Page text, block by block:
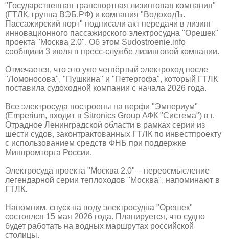
"Государственная транспортная лизинговая компания"
(ГТЛК, группа ВЭБ.РФ) и компания "ВодоходЪ.
Пассажирский порт" подписали акт передачи в лизинг
инновационного пассажирского электросудна "Орешек"
проекта "Москва 2.0". Об этом Sudostroenie.info
сообщили 3 июля в пресс-службе лизинговой компании.
Отмечается, что это уже четвёртый электроход после
"Ломоносова", "Пушкина" и "Петергофа", который ГТЛК
поставила судоходной компании с начала 2026 года.
Все электросуда построены на верфи "Эмпериум"
(Emperium, входит в Sitronics Group АФК "Система") в г.
Отрадное Ленинградской области в рамках серии из
шести судов, законтрактованных ГТЛК по инвестпроекту
с использованием средств ФНБ при поддержке
Минпромторга России.
Электросуда проекта "Москва 2.0" – переосмысление
легендарной серии теплоходов "Москва", напоминают в
ГТЛК.
Напомним, спуск на воду электросудна "Орешек"
состоялся 15 мая 2026 года. Планируется, что судно
будет работать на водных маршрутах российской
столицы.